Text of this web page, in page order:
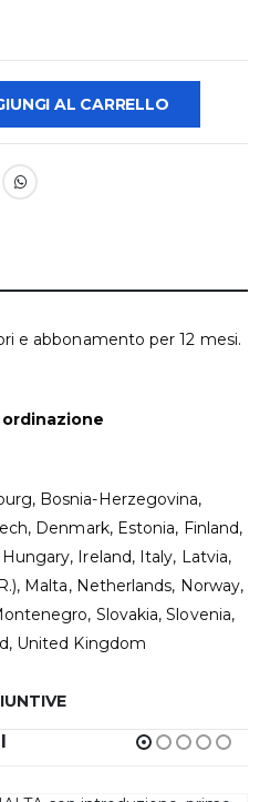
AL CARRELLO
e abbonamento per 12 mesi.
Bosnia-Herzegovina,
Denmark, Estonia, Finland,
Ireland, Italy, Latvia,
Malta, Netherlands, Norway,
Slovakia, Slovenia,
United Kingdom